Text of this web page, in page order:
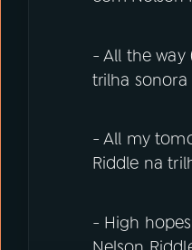
- All the way
trilha sonora
- All my
Riddle na
- High